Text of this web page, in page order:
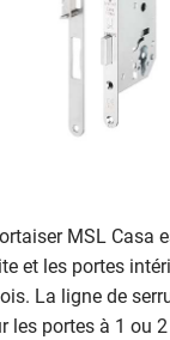
MSL Casa
et les portes
La ligne de
les portes à 1 ou